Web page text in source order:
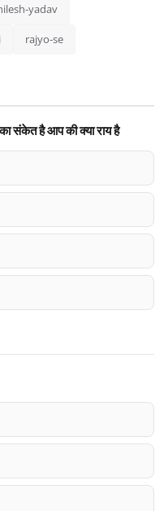
yadav
rajyo-se
संकेत है आप की क्या राय है